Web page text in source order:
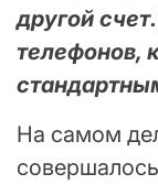
другой
телефонов,
На самом